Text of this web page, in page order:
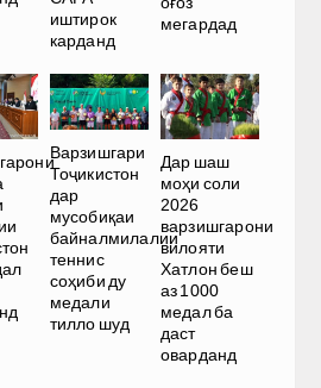
иштирок
карданд
мегардад
Варзишгари
Тоҷикистон
дар
мусобиқаи
байналмилалии
теннис
соҳиби ду
медали
тилло шуд
Дар шаш
моҳи соли
2026
варзишгарони
вилояти
Хатлон беш
аз 1000
медал ба
даст
оварданд